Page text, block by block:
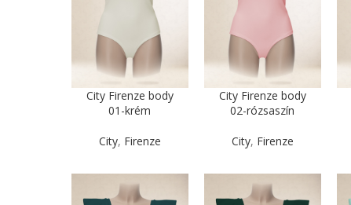
City Firenze body
01-krém
City, Firenze
City Firenze body
02-rózsaszín
City, Firenze